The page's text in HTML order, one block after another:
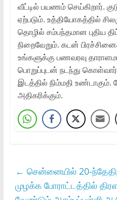
வீட்டில் பயணம் செய்கிறார்.
ஏற்படும். உத்தியோகத்தில்
தொழில் சம்பந்தமான புதிய
நிறைவேறும். கடன்
உங்களுக்கு பணவரவு
பொறுப்புடன் நடந்து
இடத்தில் நிம்மதி உண்டாகும்.
அதிகரிக்கும்.
← சென்னையில் 20-
முழக்க போராட்டத்தில்